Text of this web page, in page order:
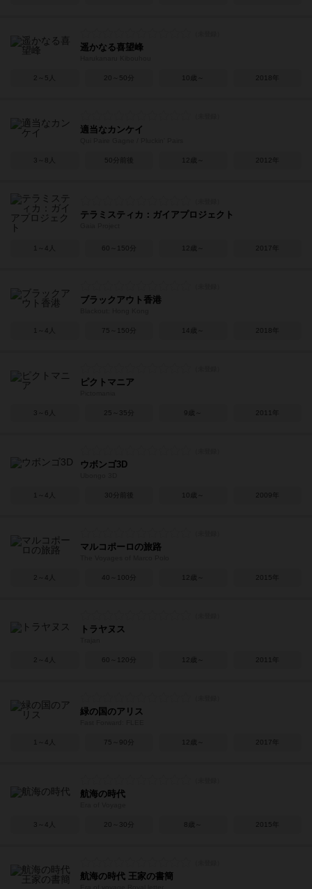
遥かなる喜望峰
2～5人 20～50分 10歳～ 2018年
適当なカンケイ
3～8人 50分前後 12歳～ 2012年
テラミスティカ：ガイアプロジェクト
1～4人 60～150分 12歳～ 2017年
ブラックアウト香港
1～4人 75～150分 14歳～ 2018年
ピクトマニア
3～6人 25～35分 9歳～ 2011年
ウボンゴ3D
1～4人 30分前後 10歳～ 2009年
マルコポーロの旅路
2～4人 40～100分 12歳～ 2015年
トラヤヌス
2～4人 60～120分 12歳～ 2011年
緑の国のアリス
1～4人 75～90分 12歳～ 2017年
航海の時代
3～4人 20～30分 8歳～ 2015年
航海の時代 王家の書簡